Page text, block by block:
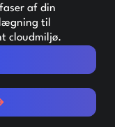
af din
til
cloudmiljø.